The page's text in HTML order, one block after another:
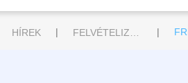
HÍREK | |